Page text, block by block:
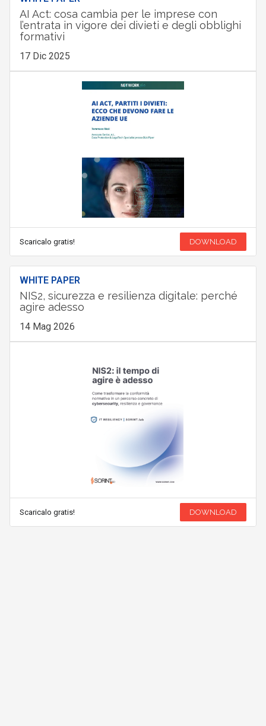
AI Act: cosa cambia per le imprese con
l’entrata in vigore dei divieti e degli obblighi
formativi
17 Dic 2025
Scaricalo gratis! DOWNLOAD
WHITE PAPER
NIS2, sicurezza e resilienza digitale: perché
agire adesso
14 Mag 2026
Scaricalo gratis! DOWNLOAD